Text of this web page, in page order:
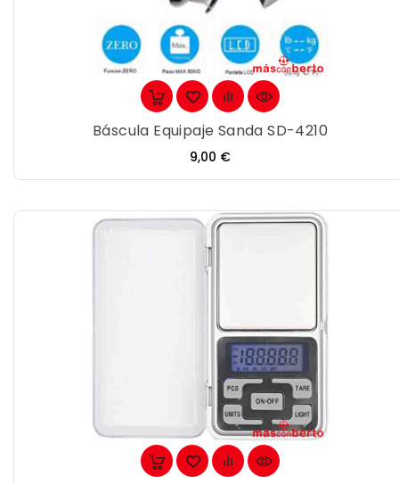
Báscula Equipaje Sanda SD-4210
Precio
9,00 €